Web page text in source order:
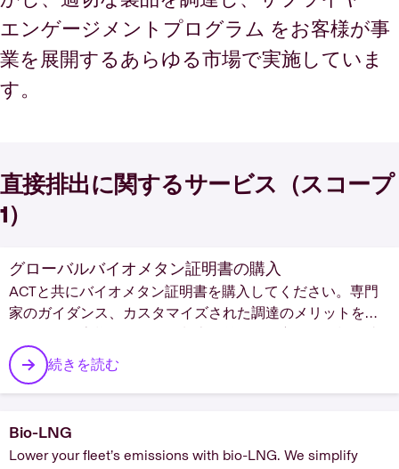
エンゲージメントプログラム をお客様が事
業を展開するあらゆる市場で実施していま
す。
直接排出に関するサービス（スコープ
1）
グローバルバイオメタン証明書の購入
ACTと共にバイオメタン証明書を購入してください。専門
家のガイダンス、カスタマイズされた調達のメリットを活
成することができます。
続きを読む
Bio-LNG
Lower your fleet’s emissions with bio-LNG. We simplify